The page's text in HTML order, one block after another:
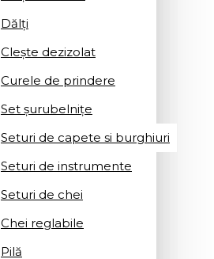
Dălți
Clește dezizolat
Curele de prindere
Set șurubelnițe
Seturi de capete si burghiuri
Seturi de instrumente
Seturi de chei
Chei reglabile
Pilă